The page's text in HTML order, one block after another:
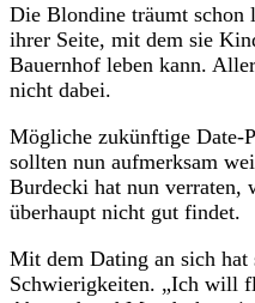
Die Blondine träumt schon
ihrer Seite, mit dem sie
Bauernhof leben kann.
nicht dabei.
Mögliche zukünftige Date-
sollten nun aufmerksam
Burdecki hat nun verraten,
überhaupt nicht gut findet.
Mit dem Dating an sich hat
Schwierigkeiten. „Ich will